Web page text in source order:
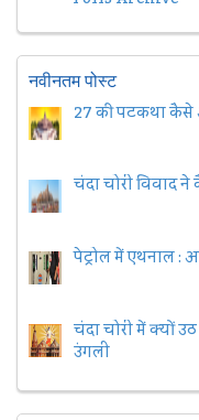
नवीनतम पोस्ट
27 की पटकथा कैसे
चंदा चोरी विवाद
पेट्रोल में एथनाल :
चंदा चोरी में क्यों
उंगली